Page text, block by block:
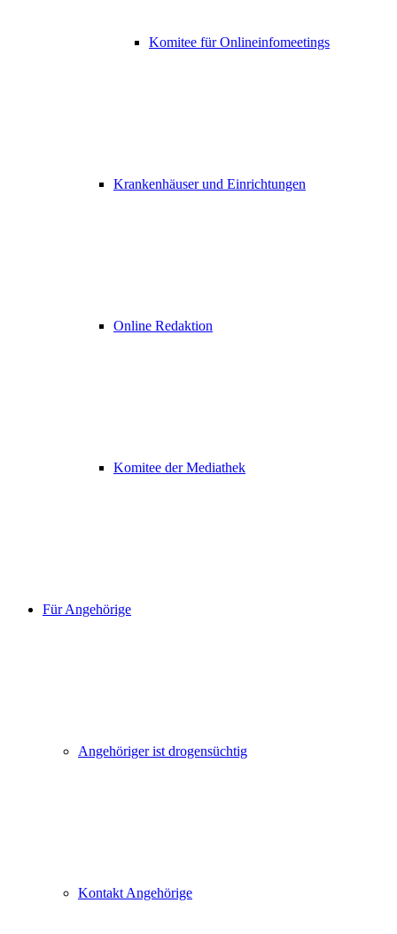
Komitee für Onlineinfomeetings
Krankenhäuser und Einrichtungen
Online Redaktion
Komitee der Mediathek
Für Angehörige
Angehöriger ist drogensüchtig
Kontakt Angehörige